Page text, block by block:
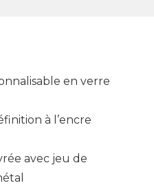
en verre
à l’encre
avec jeu de